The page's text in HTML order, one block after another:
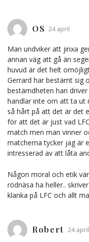
OS 24 april
Man undviker att jinxa
annan väg att gå än
huvud är det helt
Gerrard har bestämt sig
bestämdheten han
handlar inte om att ta
så hårt på att det är det
för att det är just vad
match men man vinner
matcherna tycker jag är
intresserad av att låta
Någon moral och etik
rödnäsa ha heller..
klanka på LFC och allt
Robert 24 april